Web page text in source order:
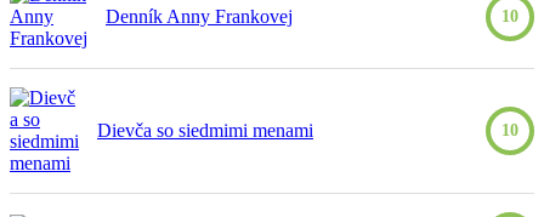
Denník Anny Frankovej 10
Dievča so siedmimi menami 10